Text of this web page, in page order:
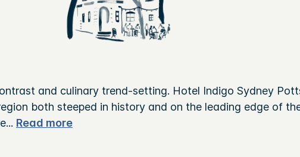
链
接。
and culinary trend-setting. Hotel Indigo Sydney
both steeped in history and on the leading edge of
... Read more